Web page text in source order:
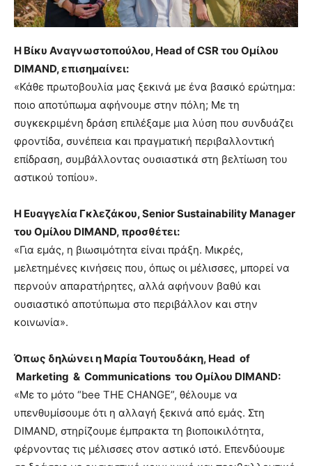
Η Βίκυ Αναγνωστοπούλου, Head ofCSR του Ομίλου
DIMAND, επισημαίνει:
«Κάθε πρωτοβουλία μας ξεκινά με ένα βασικό ερώτημα:
ποιο αποτύπωμα αφήνουμε στην πόλη; Με τη
συγκεκριμένη δράση επιλέξαμε μια λύση που συνδυάζει
φροντίδα, συνέπεια και πραγματική περιβαλλοντική
επίδραση, συμβάλλοντας ουσιαστικά στη βελτίωση του
αστικού τοπίου».
Η Ευαγγελία Γκλεζάκου, SeniorSustainability Manager
του Ομίλου DIMAND, προσθέτει:
«Για εμάς, η βιωσιμότητα είναι πράξη. Μικρές,
μελετημένες κινήσεις που, όπως οι μέλισσες, μπορεί να
περνούν απαρατήρητες, αλλά αφήνουν βαθύ και
ουσιαστικό αποτύπωμα στο περιβάλλον και στην
κοινωνία».
Όπως δηλώνει η Μαρία Τουτουδάκη, Head of
Marketing & Communications του Ομίλου DIMAND:
«Με το μότο “bee THE CHANGE”, θέλουμε να
υπενθυμίσουμε ότι η αλλαγή ξεκινά από εμάς. Στη
DIMAND, στηρίζουμε έμπρακτα τη βιοποικιλότητα,
φέρνοντας τις μέλισσες στον αστικό ιστό. Επενδύουμε